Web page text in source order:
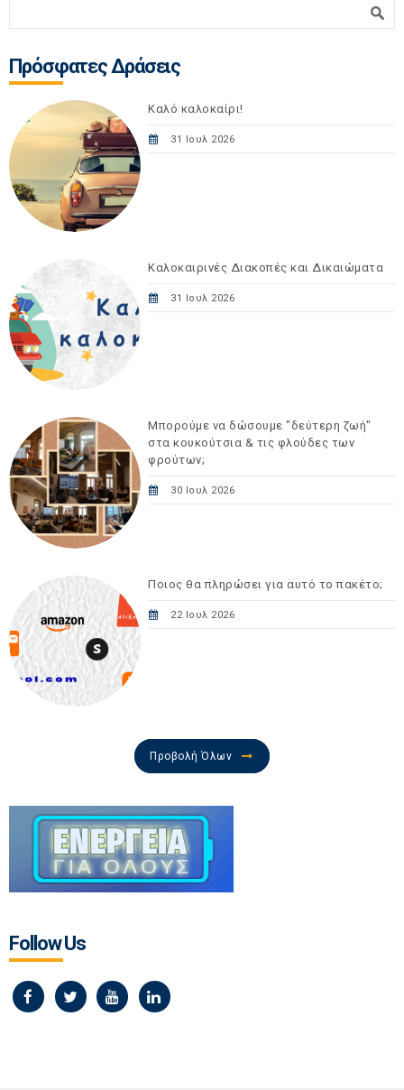
Πρόσφατες Δράσεις
Καλό καλοκαίρι!
31 Ιουλ 2026
Καλοκαιρινές Διακοπές και Δικαιώματα
31 Ιουλ 2026
Μπορούμε να δώσουμε "δεύτερη ζωή"
στα κουκούτσια & τις φλούδες των
φρούτων;
30 Ιουλ 2026
Ποιος θα πληρώσει για αυτό το πακέτο;
22 Ιουλ 2026
Προβολή Όλων
Follow Us